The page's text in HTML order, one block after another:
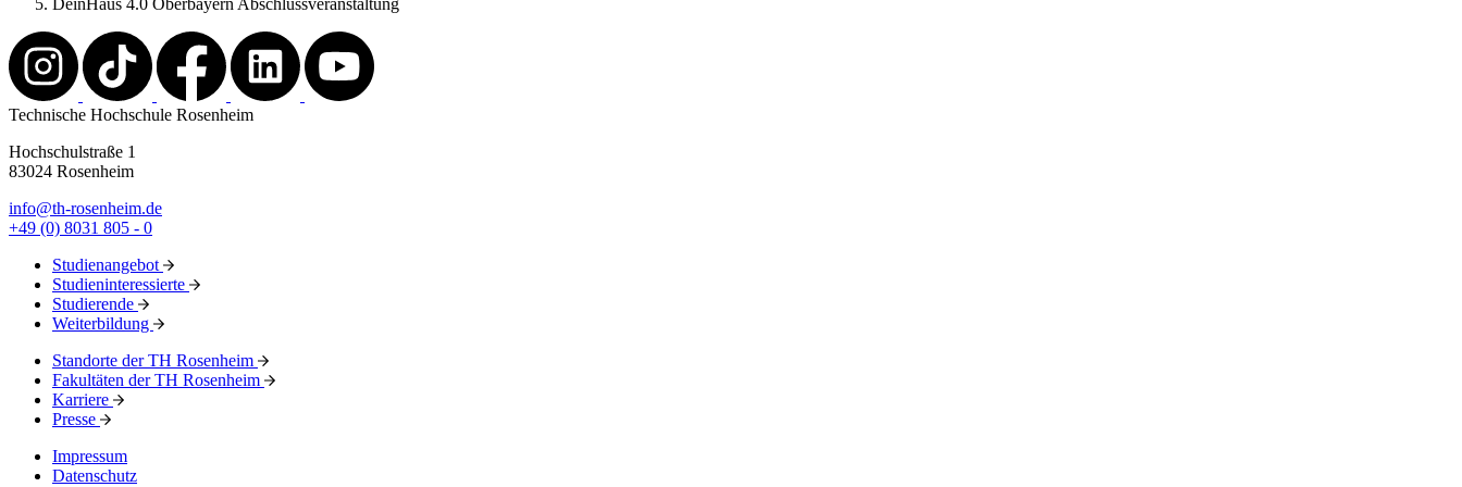
DeinHaus 4.0 Oberbayern Abschlussveranstaltung
Technische Hochschule Rosenheim
Hochschulstraße 1
83024 Rosenheim
info@th-rosenheim.de
+49 (0) 8031 805 - 0
Studienangebot
Studieninteressierte
Studierende
Weiterbildung
Standorte der TH Rosenheim
Fakultäten der TH Rosenheim
Karriere
Presse
Impressum
Datenschutz